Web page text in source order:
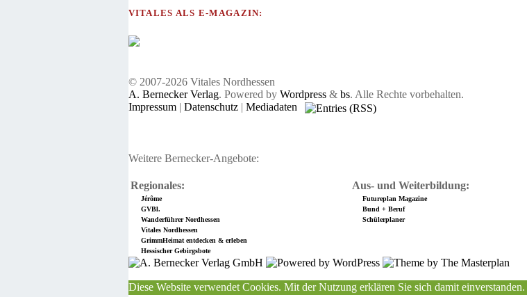
VITALES ALS E-MAGAZIN:
© 2007-2026 Vitales Nordhessen
A. Bernecker Verlag. Powered by Wordpress& bs. Alle Rechte vorbehalten.
Impressum| Datenschutz| Mediadaten
Weitere Bernecker-Angebote:
Regionales: Aus- und Weiterbildung:
Jérôme Futureplan Magazine
GVBl.
Bund + Beruf
Wanderführer Nordhessen
Schülerplaner
Vitales Nordhessen
GrimmHeimat entdecken & erleben
Hessischer Gebirgsbote
Diese Website verwendet Cookies. Mit der Nutzung erklären Sie sich damit einverstanden.